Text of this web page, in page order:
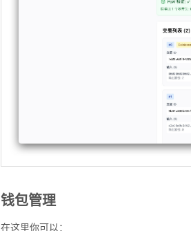
钱包管理
在这里你可以：